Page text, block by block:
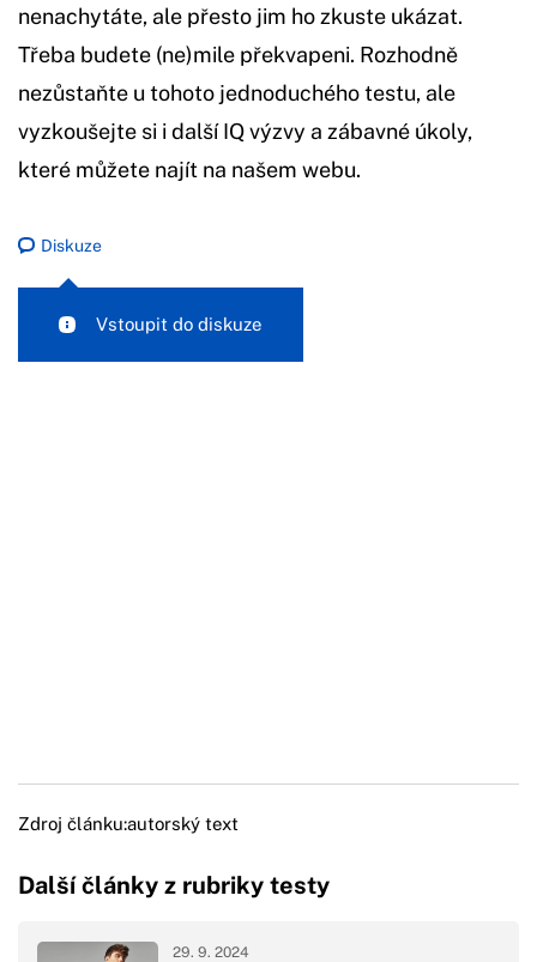
nenachytáte, ale přesto jim ho zkuste ukázat.
Třeba budete (ne)mile překvapeni. Rozhodně
nezůstaňte u tohoto jednoduchého testu, ale
vyzkoušejte si i další IQ výzvy a zábavné úkoly,
které můžete najít na našem webu.
Diskuze
Vstoupit do diskuze
Zdroj článku:autorský text
Další články z rubriky testy
29. 9. 2024